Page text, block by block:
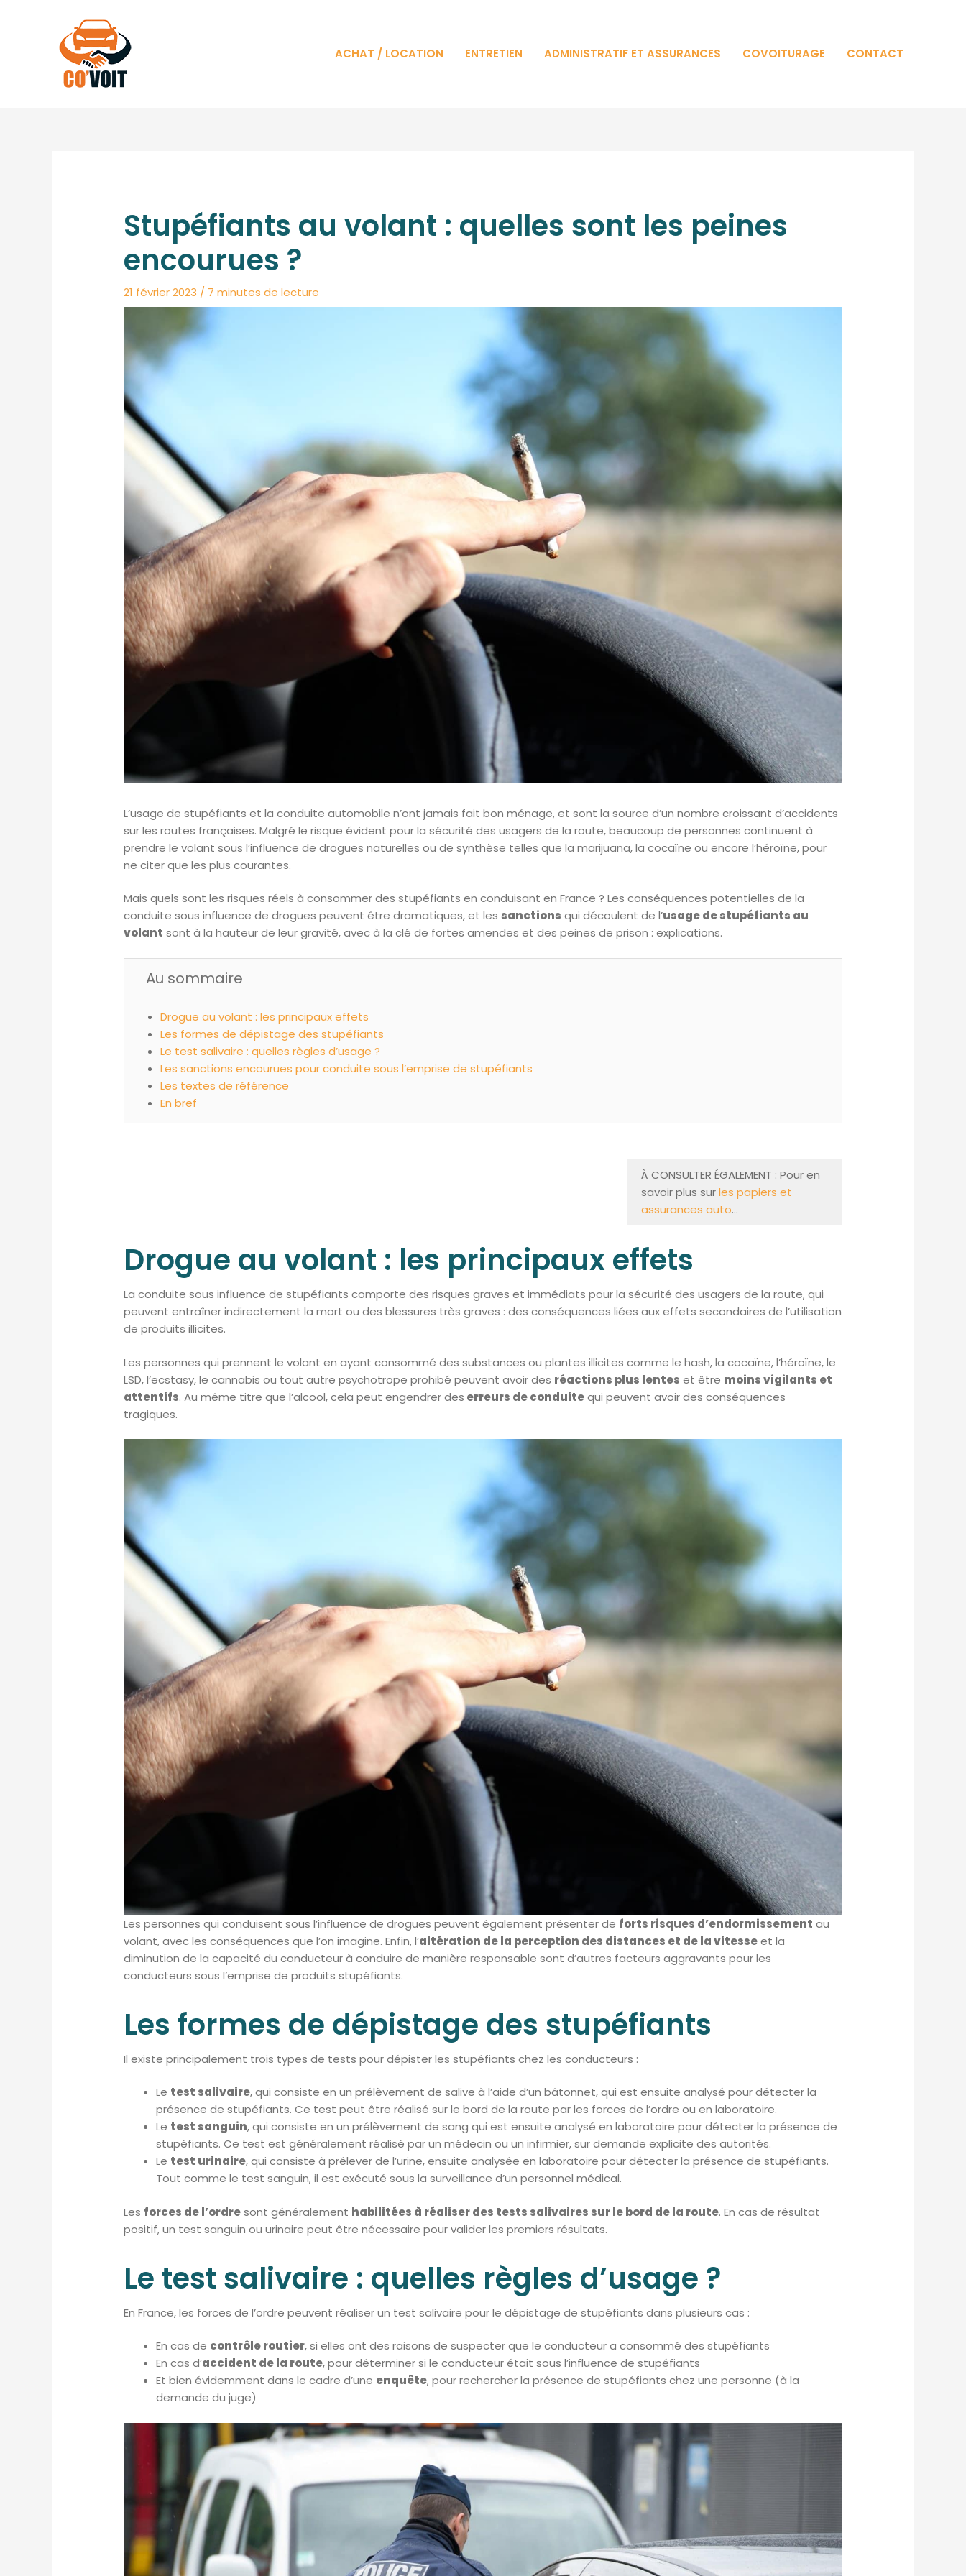
ACHAT / LOCATION ENTRETIEN ADMINISTRATIF ET ASSURANCES COVOITURAGE CONTACT
Stupéfiants au volant : quelles sont les peines
encourues ?
21 février 2023 / 7 minutes de lecture
L’usage de stupéfiants et la conduite automobile n’ont jamais fait bon ménage, et sont la source d’un nombre croissant d’accidents
sur les routes françaises. Malgré le risque évident pour la sécurité des usagers de la route, beaucoup de personnes continuent à
prendre le volant sous l’influence de drogues naturelles ou de synthèse telles que la marijuana, la cocaïne ou encore l’héroïne, pour
ne citer que les plus courantes.
Mais quels sont les risques réels à consommer des stupéfiants en conduisant en France ? Les conséquences potentielles de la
conduite sous influence de drogues peuvent être dramatiques, et les sanctions qui découlent de l’usage de stupéfiants au
volant sont à la hauteur de leur gravité, avec à la clé de fortes amendes et des peines de prison : explications.
Au sommaire
Drogue au volant : les principaux effets
Les formes de dépistage des stupéfiants
Le test salivaire : quelles règles d’usage ?
Les sanctions encourues pour conduite sous l’emprise de stupéfiants
Les textes de référence
En bref
À CONSULTER ÉGALEMENT : Pour en
savoir plus surles papiers et
assurances auto…
Drogue au volant : les principaux effets
La conduite sous influence de stupéfiants comporte des risques graves et immédiats pour la sécurité des usagers de la route, qui
peuvent entraîner indirectement la mort ou des blessures très graves : des conséquences liées aux effets secondaires de l’utilisation
de produits illicites.
Les personnes qui prennent le volant en ayant consommé des substances ou plantes illicites comme le hash, la cocaïne, l’héroïne, le
LSD, l’ecstasy, le cannabis ou tout autre psychotrope prohibé peuvent avoir des réactions plus lentes et être moins vigilants et
attentifs. Au même titre que l’alcool, cela peut engendrer des erreurs de conduitequi peuvent avoir des conséquences
tragiques.
Les personnes qui conduisent sous l’influence de drogues peuvent également présenter de forts risques d’endormissement au
volant, avec les conséquences que l’on imagine. Enfin, l’altération de la perception des distances et de la vitesseet la
diminution de la capacité du conducteur à conduire de manière responsable sont d’autres facteurs aggravants pour les
conducteurs sous l’emprise de produits stupéfiants.
Les formes de dépistage des stupéfiants
Il existe principalement trois types de tests pour dépister les stupéfiants chez les conducteurs :
Le test salivaire, qui consiste en un prélèvement de salive à l’aide d’un bâtonnet, qui est ensuite analysé pour détecter la
présence de stupéfiants. Ce test peut être réalisé sur le bord de la route par les forces de l’ordre ou en laboratoire.
Le test sanguin, qui consiste en un prélèvement de sang qui est ensuite analysé en laboratoire pour détecter la présence de
stupéfiants. Ce test est généralement réalisé par un médecin ou un infirmier, sur demande explicite des autorités.
Le test urinaire, qui consiste à prélever de l’urine, ensuite analysée en laboratoire pour détecter la présence de stupéfiants.
Tout comme le test sanguin, il est exécuté sous la surveillance d’un personnel médical.
Les forces de l’ordresont généralement habilitées à réaliser des tests salivaires sur le bord de la route. En cas de résultat
positif, un test sanguin ou urinaire peut être nécessaire pour valider les premiers résultats.
Le test salivaire : quelles règles d’usage ?
En France, les forces de l’ordre peuvent réaliser un test salivaire pour le dépistage de stupéfiants dans plusieurs cas :
En cas de contrôle routier, si elles ont des raisons de suspecter que le conducteur a consommé des stupéfiants
En cas d’accident de la route, pour déterminer si le conducteur était sous l’influence de stupéfiants
Et bien évidemment dans le cadre d’une enquête, pour rechercher la présence de stupéfiants chez une personne (à la
demande du juge)